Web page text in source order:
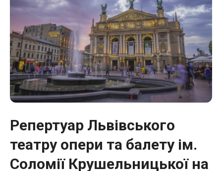
Репертуар Львівського
театру опери та балету ім.
Соломії Крушельницької на